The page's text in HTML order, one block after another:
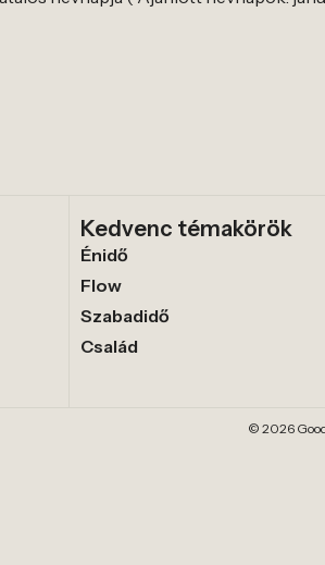
Kedvenc témakörök
Énidő
Flow
Szabadidő
Család
© 2026